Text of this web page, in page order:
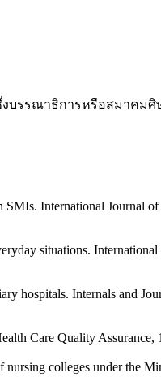
รรณาธิการหรือสมาคมศิ
SMIs. International Journal
situations.
hospitals. Internals and
Care Quality Assurance,
colleges under the